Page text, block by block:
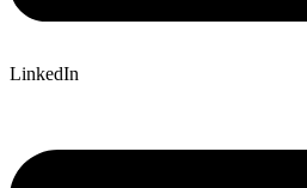
LinkedIn